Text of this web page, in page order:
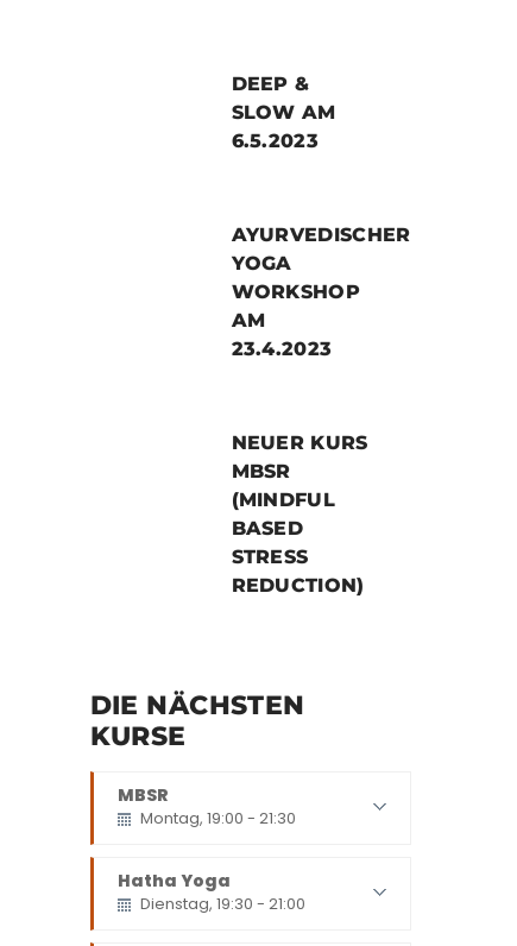
DEEP &
SLOW AM
6.5.2023
AYURVEDISCHER
YOGA
WORKSHOP
AM
23.4.2023
NEUER KURS
MBSR
(MINDFUL
BASED
STRESS
REDUCTION)
DIE NÄCHSTEN
KURSE
MBSR
Montag, 19:00 - 21:30
Hatha Yoga
Dienstag, 19:30 - 21:00